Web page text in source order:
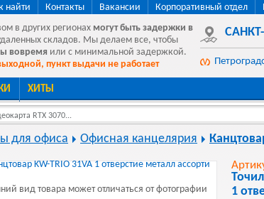
найти Контакты Вакансии Корпоративный отдел
в других регионах могут быть задержки в
складов. Мы делаем все, чтобы
вовремя или с минимальной задержкой.
пункт выдачи не работает
ХИТЫ
RTX 3070...
для офиса Офисная канцелярия
вид товара может отличаться от фотографии
1